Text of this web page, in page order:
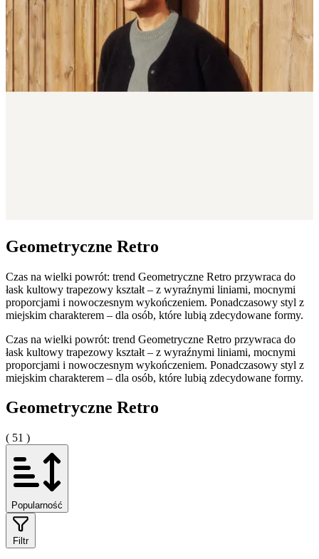
Geometryczne Retro
Czas na wielki powrót: trend Geometryczne Retro przywraca do
łask kultowy trapezowy kształt – z wyraźnymi liniami, mocnymi
proporcjami i nowoczesnym wykończeniem. Ponadczasowy styl z
miejskim charakterem – dla osób, które lubią zdecydowane formy.
Czas na wielki powrót: trend Geometryczne Retro przywraca do
łask kultowy trapezowy kształt – z wyraźnymi liniami, mocnymi
proporcjami i nowoczesnym wykończeniem. Ponadczasowy styl z
miejskim charakterem – dla osób, które lubią zdecydowane formy.
Geometryczne Retro
( 51 )
Popularność
Filtr